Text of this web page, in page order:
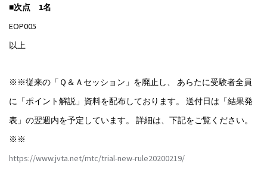
■次点 1名
EOP005
以上
※※従来の「Ｑ＆Ａセッション」を廃止し、 あらたに受験者全員
に「ポイント解説」資料を配布しております。 送付日は「結果発
表」の翌週内を予定しています。 詳細は、下記をご覧ください。
※※
https://www.jvta.net/mtc/trial-new-rule20200219/